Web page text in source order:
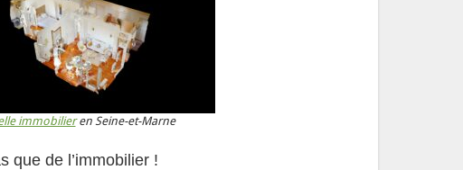
immobilieren Seine-et-Marne
que de l’immobilier !